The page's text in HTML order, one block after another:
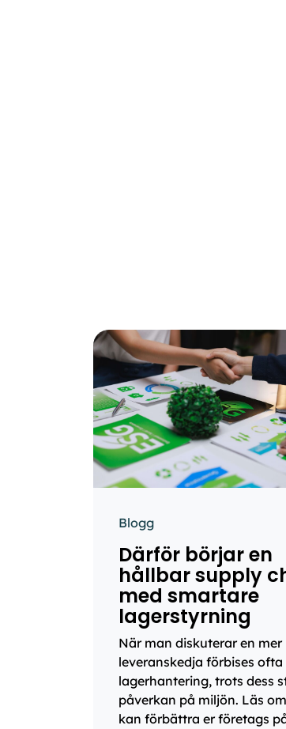
Blogg
Därför börjar en
hållbar supply
med smartare
lagerstyrning
När man diskuterar en
leveranskedja förbises ofta
lagerhantering, trots dess
påverkan på miljön. Läs
kan förbättra er företags